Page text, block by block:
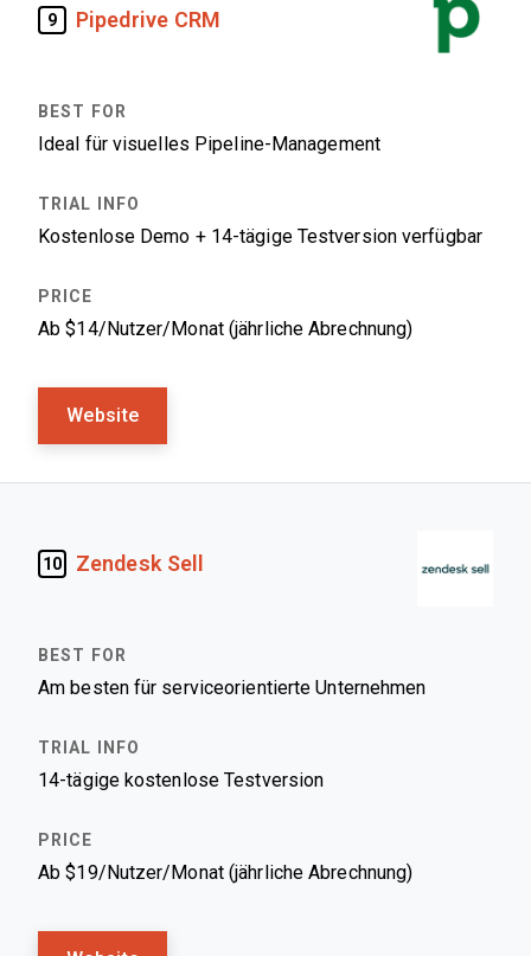
9 Pipedrive CRM
Ideal für visuelles Pipeline-Management
Kostenlose Demo + 14-tägige Testversion verfügbar
Ab $14/Nutzer/Monat (jährliche Abrechnung)
Website
10 Zendesk Sell
Am besten für serviceorientierte Unternehmen
14-tägige kostenlose Testversion
Ab $19/Nutzer/Monat (jährliche Abrechnung)